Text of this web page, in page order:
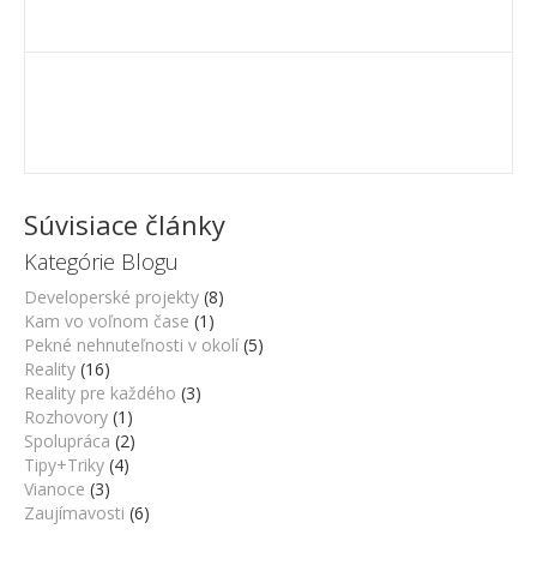
Súvisiace články
Kategórie Blogu
Developerské projekty (8)
Kam vo voľnom čase (1)
Pekné nehnuteľnosti v okolí (5)
Reality (16)
Reality pre každého (3)
Rozhovory (1)
Spolupráca (2)
Tipy+Triky (4)
Vianoce (3)
Zaujímavosti (6)